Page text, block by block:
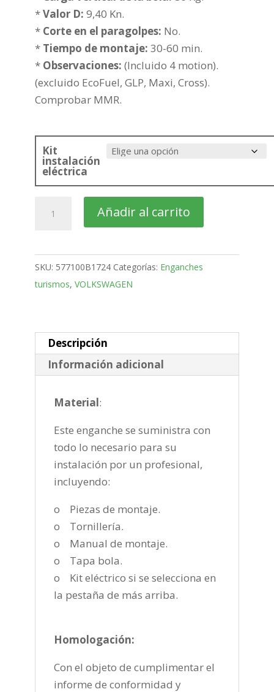
*Valor D: 9,40 Kn.
* Corte en el paragolpes: No.
* Tiempo de montaje: 30-60 min.
* Observaciones: (Incluido 4 motion).
(excluido EcoFuel, GLP, Maxi, Cross).
Comprobar MMR.
Kit
instalación
eléctrica
VOLKSWAGEN
Caddy
Bola
desmontable
horizontal
2004-
2015
cantidad
Añadir al carrito
SKU: 577100B1724 Categorías: Enganches
turismos, VOLKSWAGEN
Descripción
Información adicional
Material:
Este enganche se suministra con
todo lo necesario para su
instalación por un profesional,
incluyendo:
o Piezas de montaje.
o Tornillería.
o Manual de montaje.
o Tapa bola.
o Kit eléctrico si se selecciona en
la pestaña de más arriba.
Homologación:
Con el objeto de cumplimentar el
informe de conformidad y